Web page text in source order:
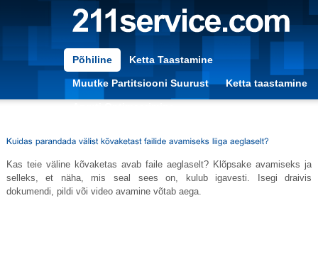
Põhiline Ketta Taastamine
Muutke Partitsiooni Suurust Ketta taastamine
Kas teie väline kõvaketas avab faile aeglaselt? Klõpsake avamiseks ja
selleks, et näha, mis seal sees on, kulub igavesti. Isegi draivis
dokumendi, pildi või video avamine võtab aega.